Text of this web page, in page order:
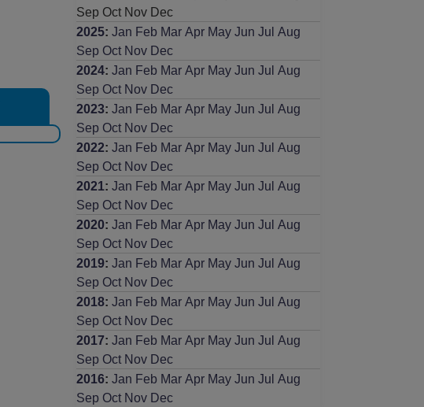
Sep Oct Nov Dec
2025: Jan Feb Mar Apr May Jun Jul
Aug
Sep Oct Nov Dec
2024: Jan Feb Mar Apr May Jun Jul
Aug
Sep Oct Nov Dec
2023: Jan Feb Mar Apr May Jun Jul
Aug
Sep Oct Nov Dec
2022: Jan Feb Mar Apr May Jun Jul
Aug
Sep Oct Nov Dec
2021 : Jan Feb Mar Apr May Jun Jul
Aug
Sep Oct Nov Dec
2020: Jan Feb Mar Apr May Jun Jul
Aug
Sep Oct Nov Dec
2019: Jan Feb Mar Apr May Jun Jul
Aug
Sep Oct Nov Dec
2018: Jan Feb Mar Apr May Jun Jul
Aug
Sep Oct Nov Dec
2017: Jan Feb Mar Apr May Jun Jul
Aug
Sep Oct Nov Dec
2016: Jan Feb Mar Apr May Jun Jul
Aug
Sep Oct Nov Dec